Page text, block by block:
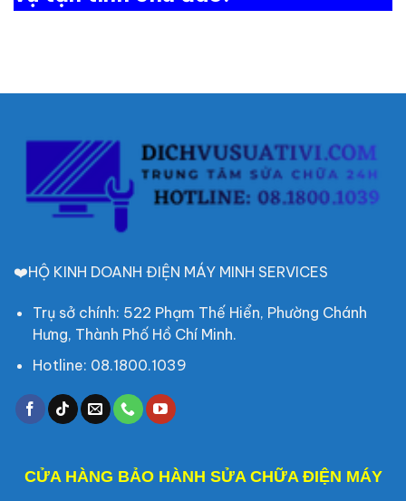
❤️HỘ KINH DOANH ĐIỆN MÁY MINH SERVICES
Trụ sở chính: 522 Phạm Thế Hiển, Phường Chánh
Hưng, Thành Phố Hồ Chí Minh.
Hotline: 08.1800.1039
CỬA HÀNG BẢO HÀNH SỬA CHỮA ĐIỆN MÁY